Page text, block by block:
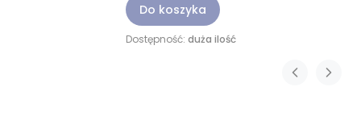
Do koszyka
Dostępność: duża ilość